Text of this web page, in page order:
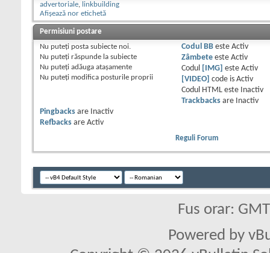
advertoriale, linkbuilding
Afișează nor etichetă
Permisiuni postare
Nu puteţi posta subiecte noi.
Nu puteţi răspunde la subiecte
Nu puteţi adăuga ataşamente
Nu puteţi modifica posturile proprii
Codul BBeste Activ
Zâmbeteeste Activ
Codul
[IMG] este Activ
[VIDEO]
code is Activ
Codul HTML este
Inactiv
Trackbacksare
Inactiv
Pingbacks are
Inactiv
Refbacks are Activ
Reguli Forum
Fus orar:
Powered by